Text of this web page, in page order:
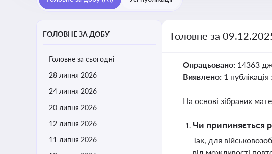
ГОЛОВНЕ ЗА ДОБУ
Головне за сьогодні
28 липня 2026
24 липня 2026
20 липня 2026
12 липня 2026
11 липня 2026
Головне за
Опрацьовано: 14363
Виявлено: 1
На основі зібраних
Чи припиняється
Так, для